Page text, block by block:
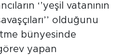
‘’yeşil vatanının
olduğunu
bünyesinde
yapan